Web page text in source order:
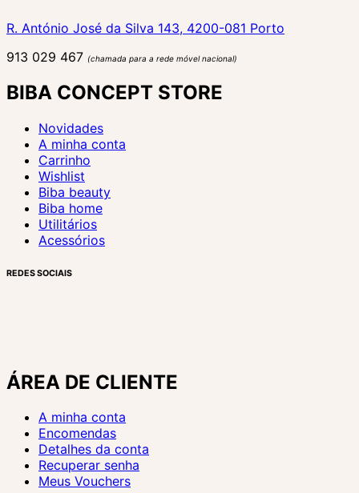
R. António José da Silva 143, 4200-081 Porto
913 029 467 (chamada para a rede móvel nacional)
BIBA CONCEPT STORE
Novidades
A minha conta
Carrinho
Wishlist
Biba beauty
Biba home
Utilitários
Acessórios
REDES SOCIAIS
ÁREA DE CLIENTE
A minha conta
Encomendas
Detalhes da conta
Recuperar senha
Meus Vouchers